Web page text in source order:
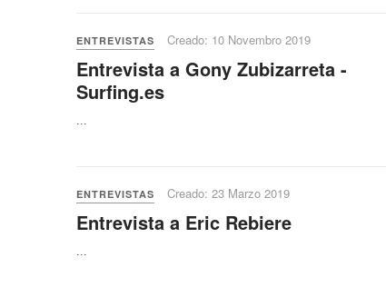
ENTREVISTAS Creado: 10 Novembro 2019
Entrevista a Gony Zubizarreta -
Surfing.es
...
ENTREVISTAS Creado: 23 Marzo 2019
Entrevista a Eric Rebiere
...